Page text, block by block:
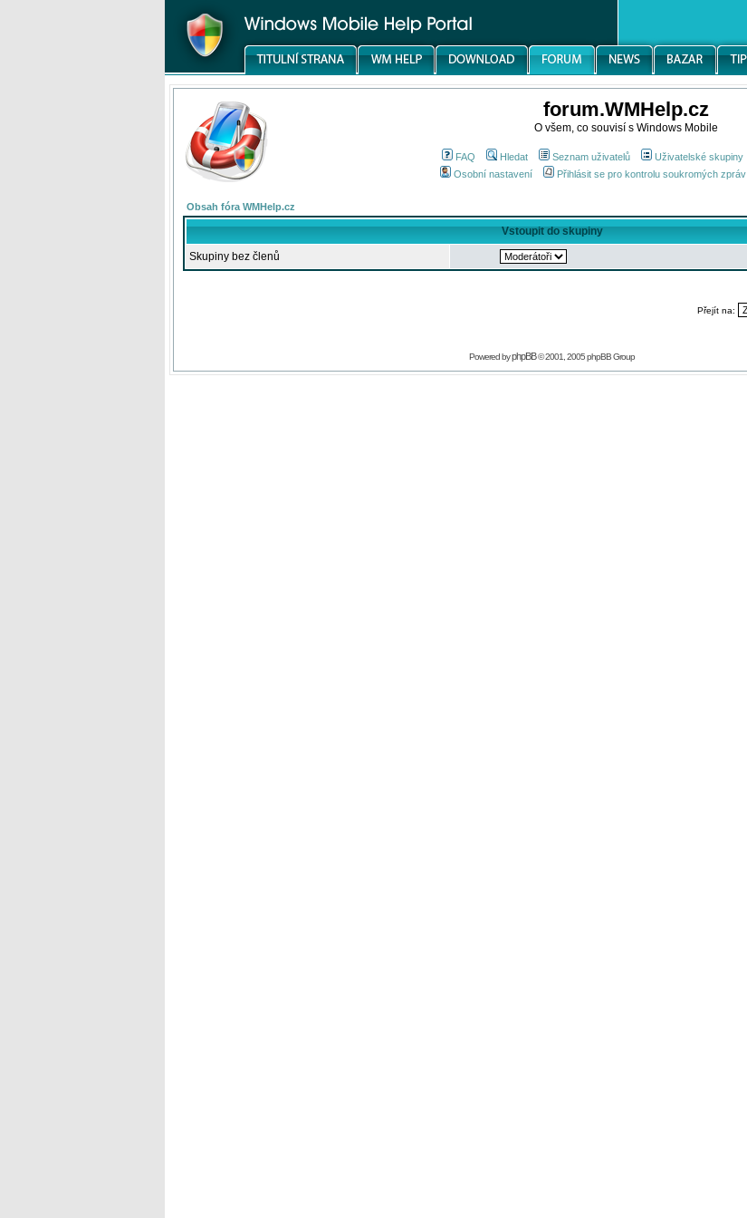
forum.WMHelp.cz
O všem, co souvisí s Windows Mobile
FAQ Hledat Seznam uživatelů Uživatelské skupiny
Osobní nastavení
Přihlásit se pro kontrolu soukromých zpráv
Obsah fóra WMHelp.cz
Vstoupit do skupiny
Skupiny bez členů
Přejít na:
Powered byphpBB© 2001, 2005 phpBB Group